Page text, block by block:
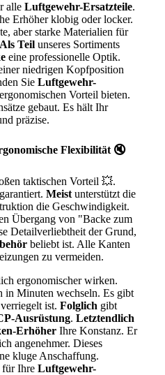
alle Luftgewehr-Ersatzteile.
Erhöher klobig oder locker.
aber starke Materialien für
Als Teil unseres Sortiments
eine professionelle Optik.
niedrigen Kopfposition
Sie Luftgewehr-
Vorteil bieten.
gebaut. Es hält Ihr
präzise.
Flexibilität 🔇
taktischen Vorteil 💥.
Meist unterstützt die
die Geschwindigkeit.
Übergang von "Backe zum
Detailverliebtheit der Grund,
beliebt ist. Alle Kanten
zu vermeiden.
ergonomischer wirken.
in Minuten wechseln. Es gibt
ist. Folglich gibt
Ausrüstung. Letztendlich
Erhöher Ihre Konstanz. Er
angenehmer. Dieses
kluge Anschaffung.
für Ihre Luftgewehr-